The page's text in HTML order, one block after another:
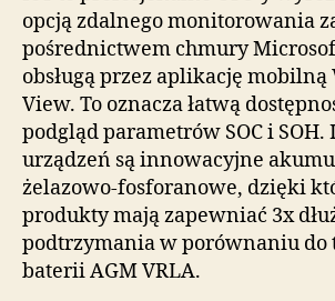
opcją zdalnego monitorowania
pośrednictwem chmury
obsługą przez aplikację
View. To oznacza łatwą
podgląd parametrów SOC i
urządzeń są innowacyjne
żelazowo-fosforanowe, dzięki
produkty mają zapewniać 3x
podtrzymania w porównaniu do
baterii AGM VRLA.